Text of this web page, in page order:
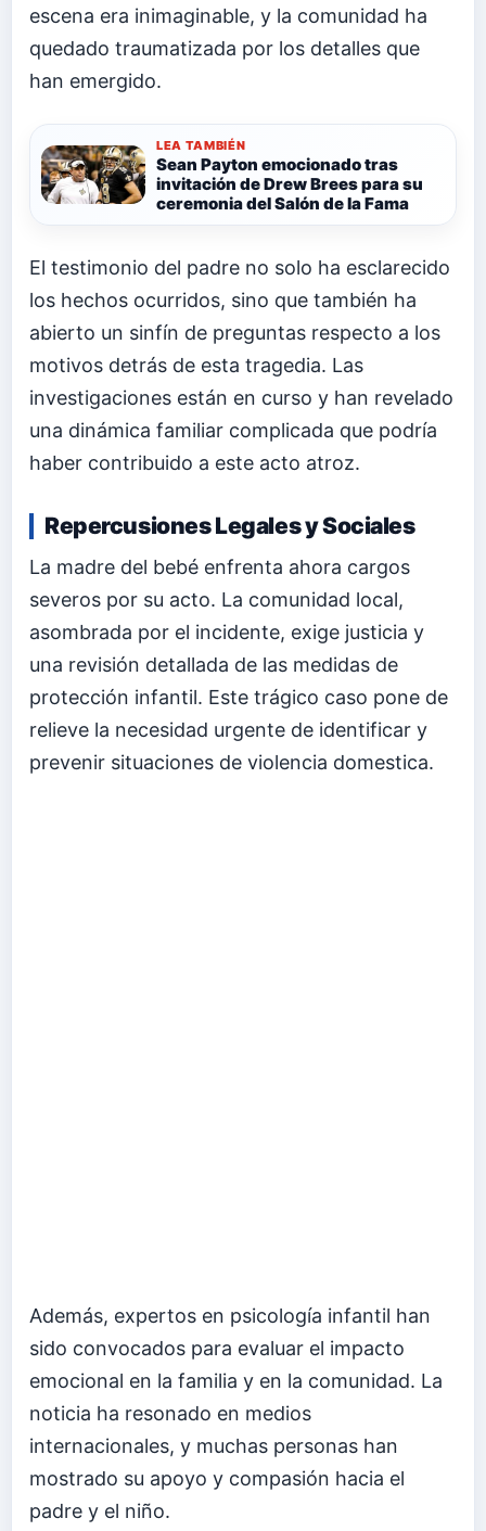
escena era inimaginable, y la comunidad ha
quedado traumatizada por los detalles que
han emergido.
LEA TAMBIÉN
Sean Payton emocionado tras
invitación de Drew Brees para su
ceremonia del Salón de la Fama
El testimonio del padre no solo ha esclarecido
los hechos ocurridos, sino que también ha
abierto un sinfín de preguntas respecto a los
motivos detrás de esta tragedia. Las
investigaciones están en curso y han revelado
una dinámica familiar complicada que podría
haber contribuido a este acto atroz.
Repercusiones Legales y Sociales
La madre del bebé enfrenta ahora cargos
severos por su acto. La comunidad local,
asombrada por el incidente, exige justicia y
una revisión detallada de las medidas de
protección infantil. Este trágico caso pone de
relieve la necesidad urgente de identificar y
prevenir situaciones de violencia domestica.
Además, expertos en psicología infantil han
sido convocados para evaluar el impacto
emocional en la familia y en la comunidad. La
noticia ha resonado en medios
internacionales, y muchas personas han
mostrado su apoyo y compasión hacia el
padre y el niño.